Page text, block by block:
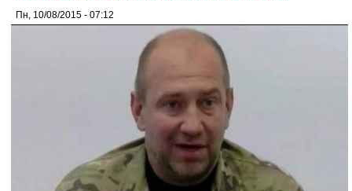
Пн, 10/08/2015 - 07:12